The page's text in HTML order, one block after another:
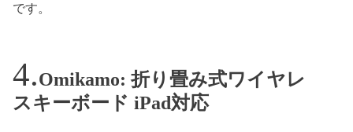
です。
Omikamo: 折り畳み式ワイヤレ
スキーボード iPad対応